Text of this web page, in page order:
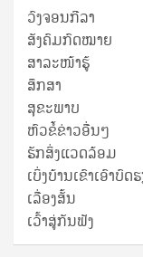
ວົງຈອນກີລາ
ສັງຄົມກົດໝາຍ
ສາລະໜ້າຮູ້
ສຶກສາ
ສຸ​ຂະ​ພາບ
ຫົວຂໍ້ຂ່າວອື່ນໆ
ຮັກສິ່ງແວດລ້ອມ
ເບິ່ງບ້ານເຂົາເອົາບົດ
ເລື່ອງສັ້ນ
ເວົ້າສູ່ກັນຟັງ